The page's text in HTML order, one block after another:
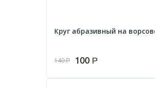
Круг абразивный на
140Р 100 Р